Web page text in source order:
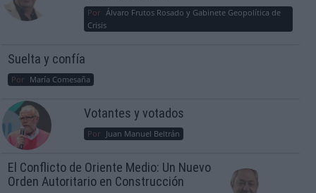
Por Álvaro Frutos Rosado y Gabinete Geopolítica de
Crisis
Suelta y confía
Por María Comesaña
Votantes y votados
Por Juan Manuel Beltrán
El Conflicto de Oriente Medio: Un Nuevo
Orden Autoritario en Construcción